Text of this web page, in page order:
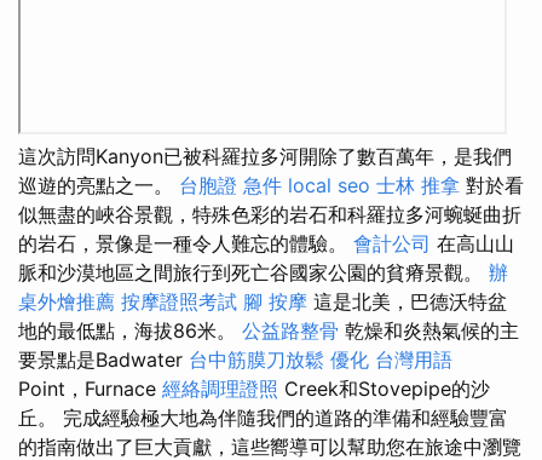
這次訪問Kanyon已被科羅拉多河開除了數百萬年，是我們
巡遊的亮點之一。 台胞證 急件 local seo 士林 推拿 對於看
似無盡的峽谷景觀，特殊色彩的岩石和科羅拉多河蜿蜒曲折
的岩石，景像是一種令人難忘的體驗。 會計公司 在高山山
脈和沙漠地區之間旅行到死亡谷國家公園的貧瘠景觀。 辦
桌外燴推薦 按摩證照考試 腳 按摩 這是北美，巴德沃特盆
地的最低點，海拔86米。 公益路整骨 乾燥和炎熱氣候的主
要景點是Badwater 台中筋膜刀放鬆 優化 台灣用語
Point，Furnace 經絡調理證照 Creek和Stovepipe的沙
丘。 完成經驗極大地為伴隨我們的道路的準備和經驗豐富
的指南做出了巨大貢獻，這些嚮導可以幫助您在旅途中瀏覽